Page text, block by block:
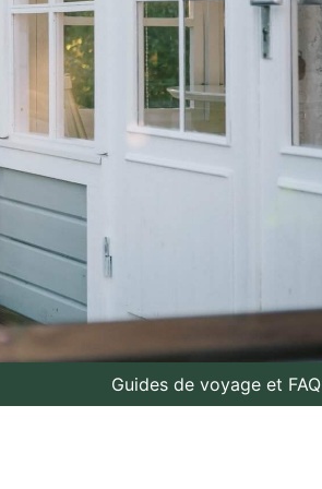
Guides de voyage et FAQ